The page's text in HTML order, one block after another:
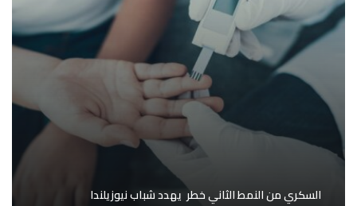
السكري من النمط الثاني خطر يهدد شباب نيوزيلندا